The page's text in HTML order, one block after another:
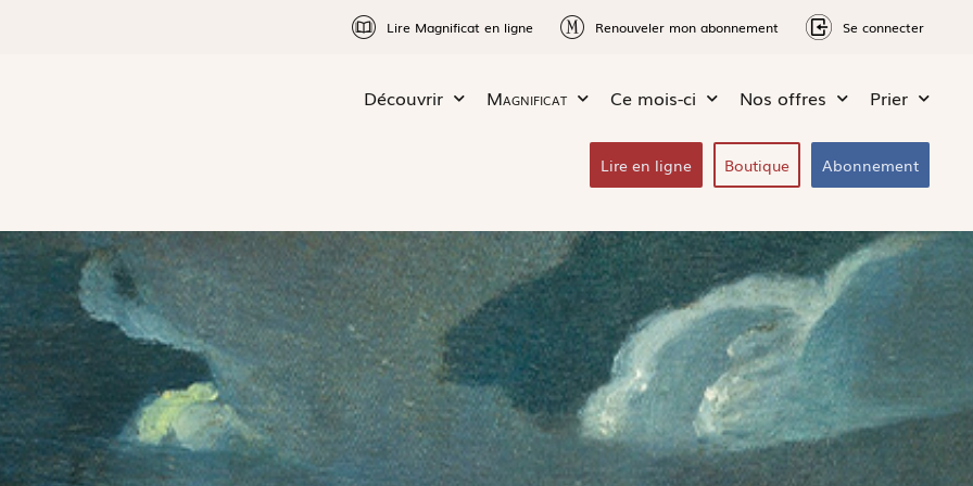
Lire Magnificat en ligne Renouveler mon abonnement Se connecter
Découvrir Magnificat Ce mois-ci Nos offres Prier
Lire en ligne Boutique Abonnement